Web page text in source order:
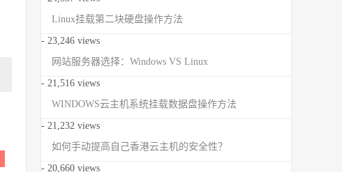
Linux挂载第二块硬盘操作方法
- 23,246 views
网站服务器选择：Windows VS Linux
- 21,516 views
WINDOWS云主机系统挂载数据盘操作方法
- 21,232 views
如何手动提高自己香港云主机的安全性？
- 20,660 views